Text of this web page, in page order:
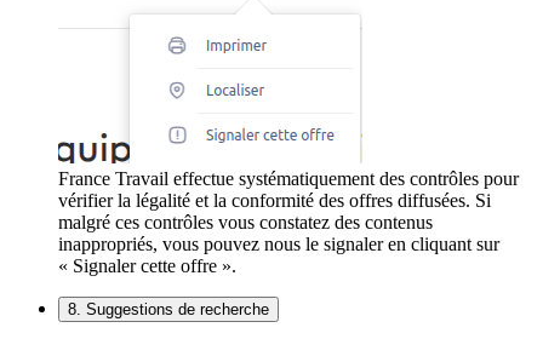
France Travail effectue systématiquement des contrôles pour
vérifier la légalité et la conformité des offres diffusées. Si
malgré ces contrôles vous constatez des contenus
inappropriés, vous pouvez nous le signaler en cliquant sur
« Signaler cette offre ».
8. Suggestions de recherche